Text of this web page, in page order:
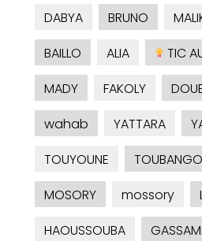
DABYA
BRUNO
BAILLO
ALIA TIC
MADY
FAKOLY
wahab
YATTARA
TOUYOUNE
TOUBANGO
MOSORY
mossory
HAOUSSOUBA